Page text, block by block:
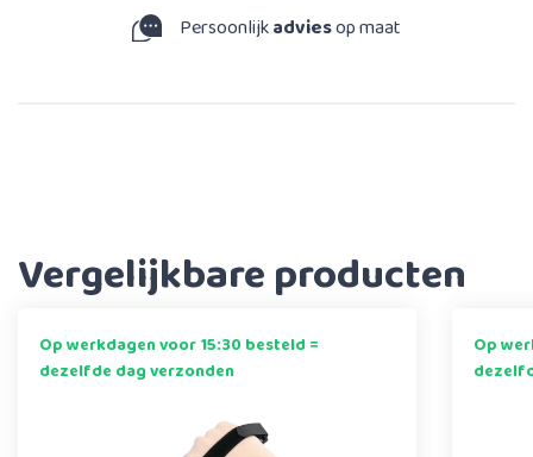
Persoonlijkadviesop maat
Vergelijkbare producten
Op werkdagen voor 15:30 besteld =
dezelfde dag verzonden
Op